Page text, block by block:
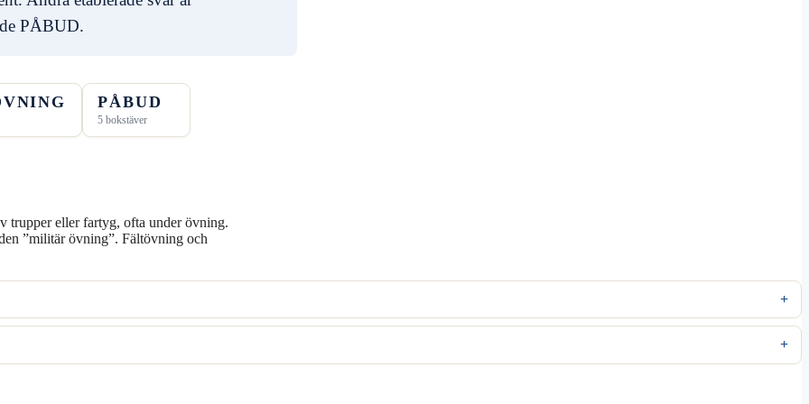
PÅBUD.
PÅBUD
5 bokstäver
trupper eller fartyg, ofta under övning.
”militär övning”. Fältövning och